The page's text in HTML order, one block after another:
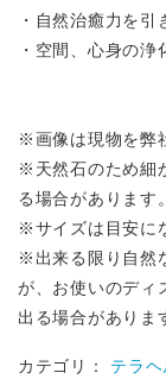
・自然治癒力を引
・空間、心身の浄
※画像は現物を弊
※天然石のため細
る場合があります。
※サイズは目安に
※出来る限り自然
が、お使いのディ
出る場合がありま
カテゴリ： テラヘ